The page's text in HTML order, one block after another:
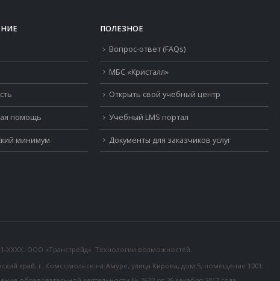
помощь
минимум
ПОЛЕЗНОЕ
Вопрос-ответ (FAQs)
МБС «Кристалл»
Открыть свой учебный центр
Учебный LMS портал
Документы для заказчиков услуг
XXXX. ООО «Транстрейд». Технологии возможностей.
край, г. Комсомольск-на-Амуре, улица Кирова, дом 5, помещение 1001.